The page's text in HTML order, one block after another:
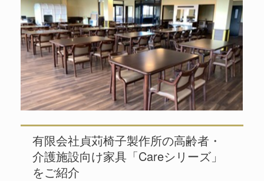
有限会社貞苅椅子製作所の高齢者・
介護施設向け家具「Careシリーズ」
をご紹介